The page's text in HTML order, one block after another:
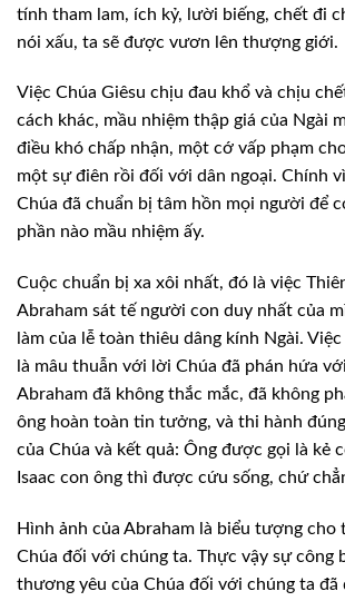
tính tham lam, ích kỷ, lười biếng, chết đi
nói xấu, ta sẽ được vươn lên thượng giới.
Việc Chúa Giêsu chịu đau khổ và chịu
cách khác, mầu nhiệm thập giá của Ngài
điều khó chấp nhận, một cớ vấp phạm
một sự điên rồi đối với dân ngoại. Chính
Chúa đã chuẩn bị tâm hồn mọi người để
phần nào mầu nhiệm ấy.
Cuộc chuẩn bị xa xôi nhất, đó là việc
Abraham sát tế người con duy nhất của
làm của lễ toàn thiêu dâng kính Ngài.
là mâu thuẫn với lời Chúa đã phán hứa
Abraham đã không thắc mắc, đã không
ông hoàn toàn tin tưởng, và thi hành
của Chúa và kết quả: Ông được gọi là kẻ
Isaac con ông thì được cứu sống, chứ
Hình ảnh của Abraham là biểu tượng cho
Chúa đối với chúng ta. Thực vậy sự công
thương yêu của Chúa đối với chúng ta đã